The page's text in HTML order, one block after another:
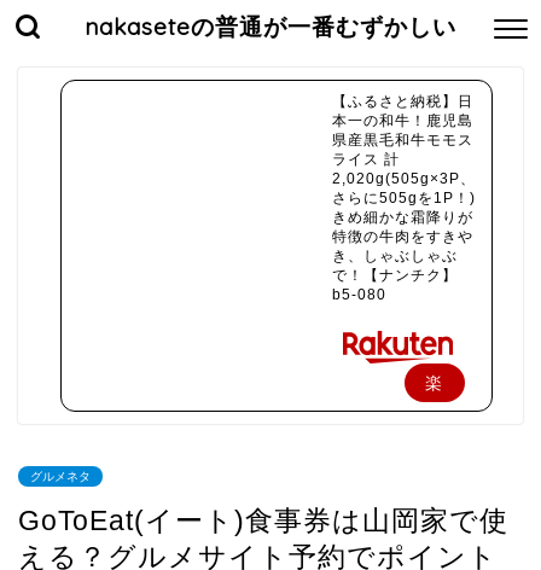
nakaseteの普通が一番むずかしい
【ふるさと納税】日
本一の和牛！鹿児島
県産黒毛和牛モモス
ライス 計
2,020g(505g×3P、
さらに505gを1P！)
きめ細かな霜降りが
特徴の牛肉をすきや
き、しゃぶしゃぶ
で！【ナンチク】
b5-080
楽
入
グルメネタ
GoToEat(イート)食事券は山岡家で使
える？グルメサイト予約でポイント